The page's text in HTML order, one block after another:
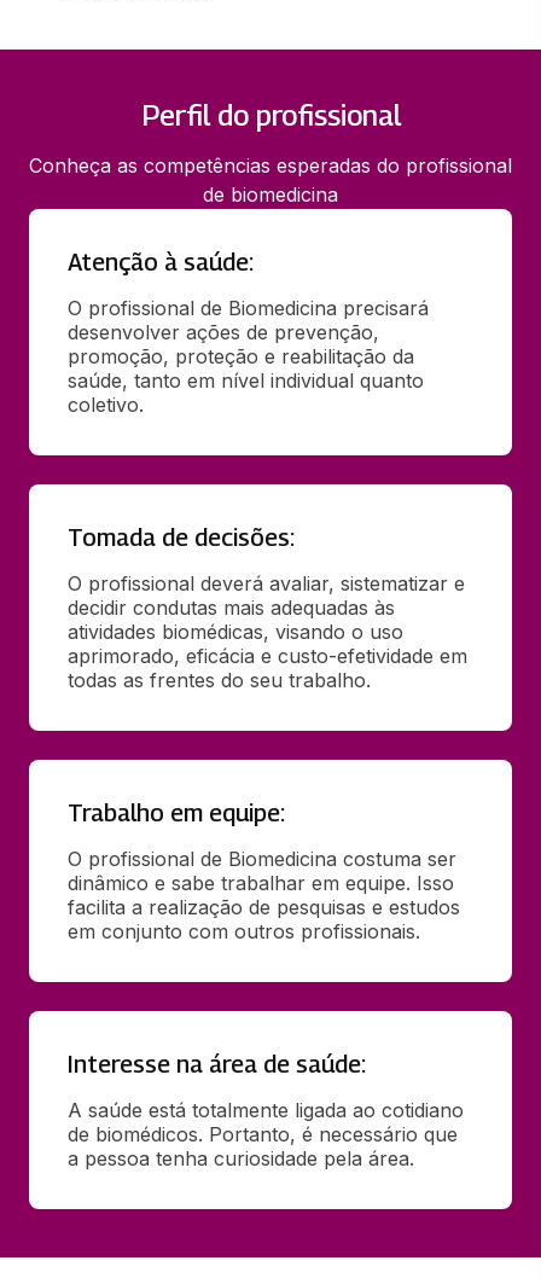
Perfil do profissional
Conheça as competências esperadas do profissional
de biomedicina
Atenção à saúde:
O profissional de Biomedicina precisará
desenvolver ações de prevenção,
promoção, proteção e reabilitação da
saúde, tanto em nível individual quanto
coletivo.
Tomada de decisões:
O profissional deverá avaliar, sistematizar e
decidir condutas mais adequadas às
atividades biomédicas, visando o uso
aprimorado, eficácia e custo-efetividade em
todas as frentes do seu trabalho.
Trabalho em equipe:
O profissional de Biomedicina costuma ser
dinâmico e sabe trabalhar em equipe. Isso
facilita a realização de pesquisas e estudos
em conjunto com outros profissionais.
Interesse na área de saúde:
A saúde está totalmente ligada ao cotidiano
de biomédicos. Portanto, é necessário que
a pessoa tenha curiosidade pela área.